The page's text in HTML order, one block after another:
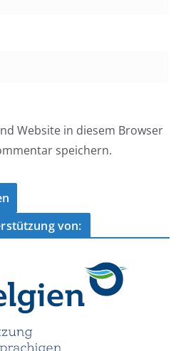
Website in diesem Browser
speichern.
von: